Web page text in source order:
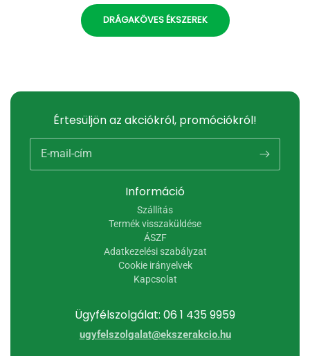
DRÁGAKÖVES ÉKSZEREK
Ügyfélszolgálat: 06 1 435 9959
ugyfelszolgalat@ekszerakcio.hu
Információ
Szállítás
Termék visszaküldése
ÁSZF
Adatkezelési szabályzat
Cookie irányelvek
Kapcsolat
Értesüljön az akciókról, promóciókról!
E-mail-cím